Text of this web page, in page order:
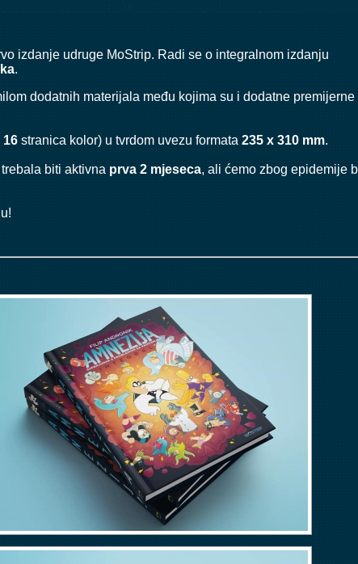
izdanje udruge MoStrip. Radi se o integralnom izdanju
.
dodatnih materijala među kojima su i dodatne premijerne
16 stranica kolor) u tvrdom uvezu formata 235 x 310 mm.
biti aktivna prva 2 mjeseca, ali ćemo zbog epidemije